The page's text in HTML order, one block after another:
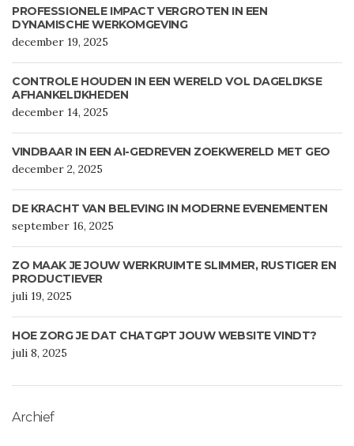
PROFESSIONELE IMPACT VERGROTEN IN EEN
DYNAMISCHE WERKOMGEVING
december 19, 2025
CONTROLE HOUDEN IN EEN WERELD VOL DAGELIJKSE
AFHANKELIJKHEDEN
december 14, 2025
VINDBAAR IN EEN AI-GEDREVEN ZOEKWERELD MET GEO
december 2, 2025
DE KRACHT VAN BELEVING IN MODERNE EVENEMENTEN
september 16, 2025
ZO MAAK JE JOUW WERKRUIMTE SLIMMER, RUSTIGER EN
PRODUCTIEVER
juli 19, 2025
HOE ZORG JE DAT CHATGPT JOUW WEBSITE VINDT?
juli 8, 2025
Archief